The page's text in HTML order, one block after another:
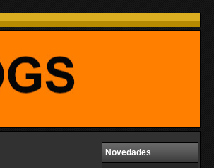
Novedades